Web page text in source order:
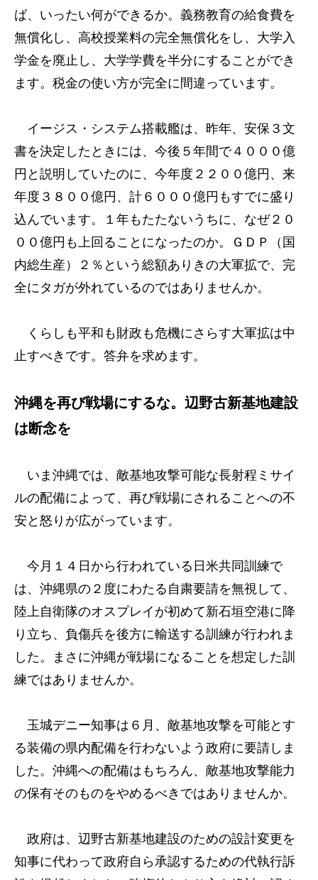
ば、いったい何ができるか。義務教育の給食費を
無償化し、高校授業料の完全無償化をし、大学入
学金を廃止し、大学学費を半分にすることができ
ます。税金の使い方が完全に間違っています。
イージス・システム搭載艦は、昨年、安保３文
書を決定したときには、今後５年間で４０００億
円と説明していたのに、今年度２２００億円、来
年度３８００億円、計６０００億円もすでに盛り
込んでいます。１年もたたないうちに、なぜ２０
００億円も上回ることになったのか。ＧＤＰ（国
内総生産）２％という総額ありきの大軍拡で、完
全にタガが外れているのではありませんか。
くらしも平和も財政も危機にさらす大軍拡は中
止すべきです。答弁を求めます。
沖縄を再び戦場にするな。辺野古新基地建設
は断念を
いま沖縄では、敵基地攻撃可能な長射程ミサイ
ルの配備によって、再び戦場にされることへの不
安と怒りが広がっています。
今月１４日から行われている日米共同訓練で
は、沖縄県の２度にわたる自粛要請を無視して、
陸上自衛隊のオスプレイが初めて新石垣空港に降
り立ち、負傷兵を後方に輸送する訓練が行われま
した。まさに沖縄が戦場になることを想定した訓
練ではありませんか。
玉城デニー知事は６月、敵基地攻撃を可能とす
る装備の県内配備を行わないよう政府に要請しま
した。沖縄への配備はもちろん、敵基地攻撃能力
の保有そのものをやめるべきではありませんか。
政府は、辺野古新基地建設のための設計変更を
知事に代わって政府自ら承認するための代執行訴